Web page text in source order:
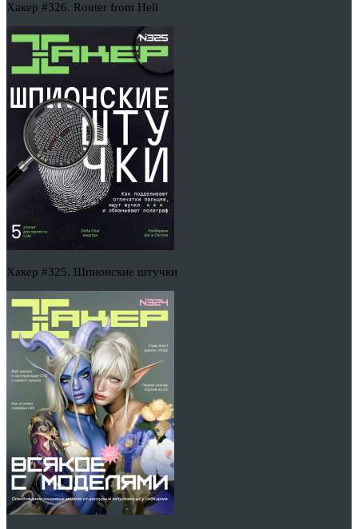
Хакер #326. Router from Hell
Хакер #325. Шпионские штучки